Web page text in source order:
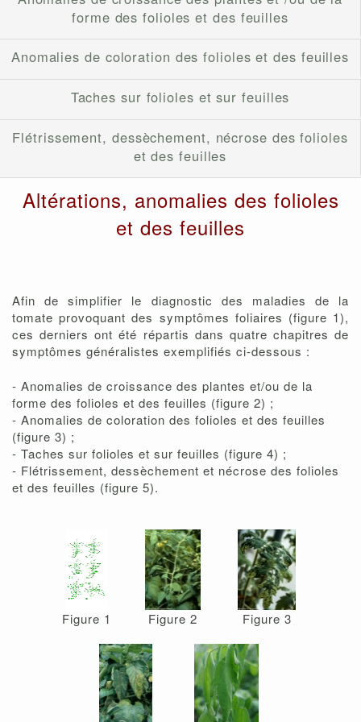
forme des folioles et des feuilles
Anomalies de coloration des folioles et des feuilles
Taches sur folioles et sur feuilles
Flétrissement, dessèchement, nécrose des folioles
et des feuilles
Altérations, anomalies des folioles
et des feuilles
Afin de simplifier le diagnostic des maladies de la
tomate provoquant des symptômes foliaires (figure 1),
ces derniers ont été répartis dans quatre chapitres de
symptômes généralistes exemplifiés ci-dessous :
- Anomalies de croissance des plantes et/ou de la
forme des folioles et des feuilles (figure 2) ;
- Anomalies de coloration des folioles et des feuilles
(figure 3) ;
- Taches sur folioles et sur feuilles (figure 4) ;
- Flétrissement, dessèchement et nécrose des folioles
et des feuilles (figure 5).
Figure 1 Figure 2 Figure 3